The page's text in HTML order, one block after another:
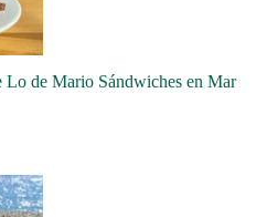
Lo de Mario Sándwiches en Mar